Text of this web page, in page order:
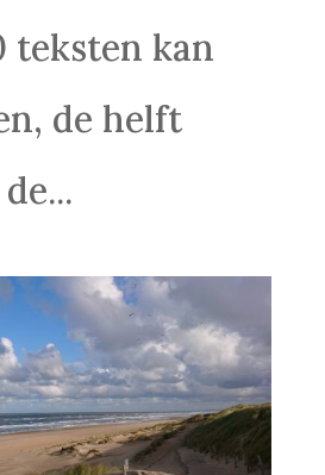
teksten kan
de helft